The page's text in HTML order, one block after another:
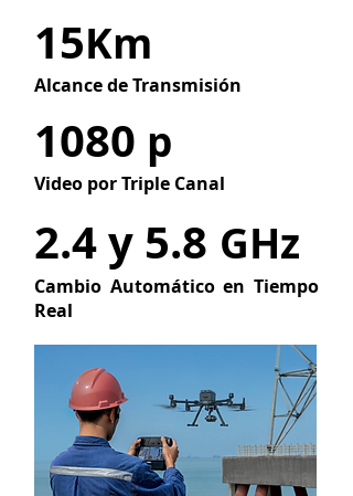
15Km
Alcance de Transmisión
1080 p
Video por Triple Canal
2.4 y 5.8 GHz
Cambio Automático en Tiempo
Real